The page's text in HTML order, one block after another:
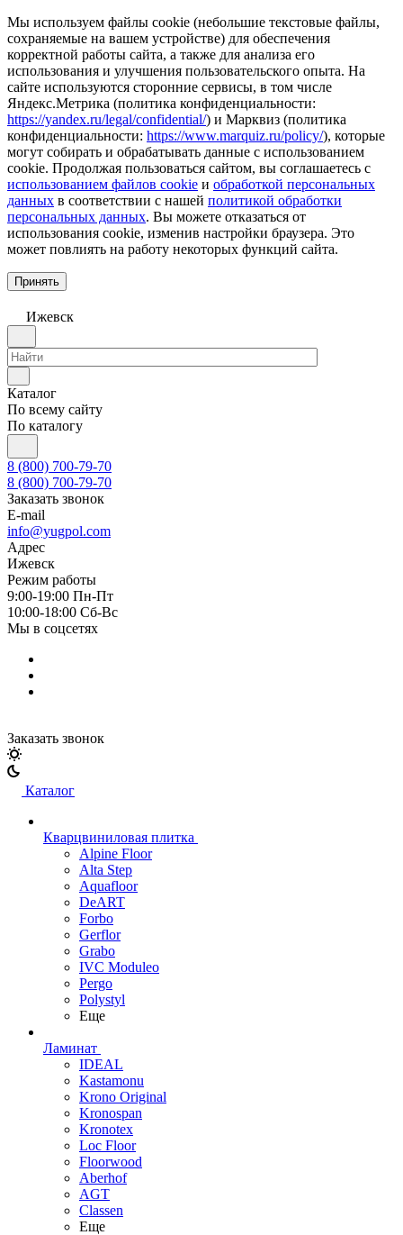
Мы используем файлы cookie (небольшие текстовые файлы,
сохраняемые на вашем устройстве) для обеспечения
корректной работы сайта, а также для анализа его
использования и улучшения пользовательского опыта. На
сайте используются сторонние сервисы, в том числе
Яндекс.Метрика (политика конфиденциальности:
https://yandex.ru/legal/confidential/) и Марквиз (политика
конфиденциальности: https://www.marquiz.ru/policy/), которые
могут собирать и обрабатывать данные с использованием
cookie. Продолжая пользоваться сайтом, вы соглашаетесь с
использованием файлов cookie и обработкой персональных
данных в соответствии с нашей политикой обработки
персональных данных. Вы можете отказаться от
использования cookie, изменив настройки браузера. Это
может повлиять на работу некоторых функций сайта.
Принять
Ижевск
Каталог
По всему сайту
По каталогу
8 (800) 700-79-70
8 (800) 700-79-70
Заказать звонок
E-mail
info@yugpol.com
Адрес
Ижевск
Режим работы
9:00-19:00 Пн-Пт
10:00-18:00 Cб-Вс
Мы в соцсетях
Заказать звонок
Каталог
Кварцвиниловая плитка
Alpine Floor
Alta Step
Aquafloor
DeART
Forbo
Gerflor
Grabo
IVC Moduleo
Pergo
Polystyl
Еще
Ламинат
IDEAL
Kastamonu
Krono Original
Kronospan
Kronotex
Loc Floor
Floorwood
Aberhof
AGT
Classen
Еще